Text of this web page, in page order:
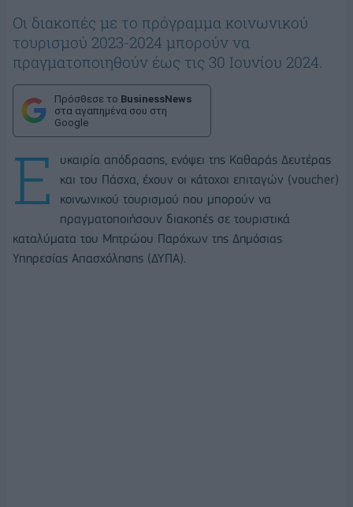
Οι διακοπές με το πρόγραμμα κοινωνικού
τουρισμού 2023-2024 μπορούν να
πραγματοποιηθούν έως τις 30 Ιουνίου 2024.
Πρόσθεσε το BusinessNews
στα αγαπημένα σου στη
Google
Ε
υκαιρία απόδρασης, ενόψει της Καθαράς Δευτέρας
και του Πάσχα, έχουν οι κάτοχοι επιταγών (voucher)
κοινωνικού τουρισμού που μπορούν να
πραγματοποιήσουν διακοπές σε τουριστικά
καταλύματα του Μητρώου Παρόχων της Δημόσιας
Υπηρεσίας Απασχόλησης (ΔΥΠΑ).